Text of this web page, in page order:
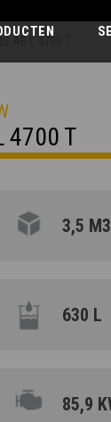
AB L 4700 T
4700 T
3,5 M3
630 L
85,9